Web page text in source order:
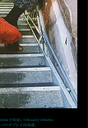
が出会い33Insanity'sVertebra
ーテブレイ)を結成。